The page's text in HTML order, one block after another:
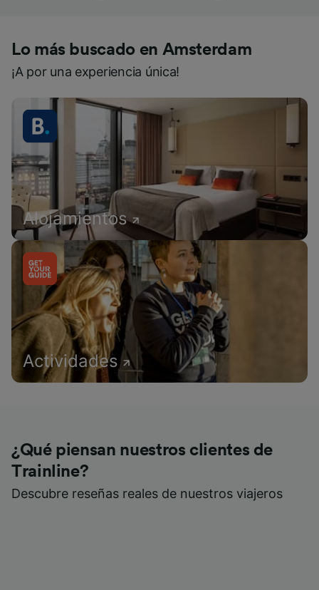
Lo más buscado en Amsterdam
¡A por una experiencia única!
Alojamientos
Actividades
¿Qué piensan nuestros clientes de
Trainline?
Descubre reseñas reales de nuestros viajeros